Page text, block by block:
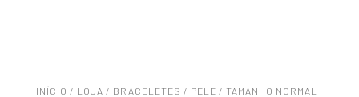
INÍCIO / LOJA / BRACELETES / PELE / TAMANHO NORMAL